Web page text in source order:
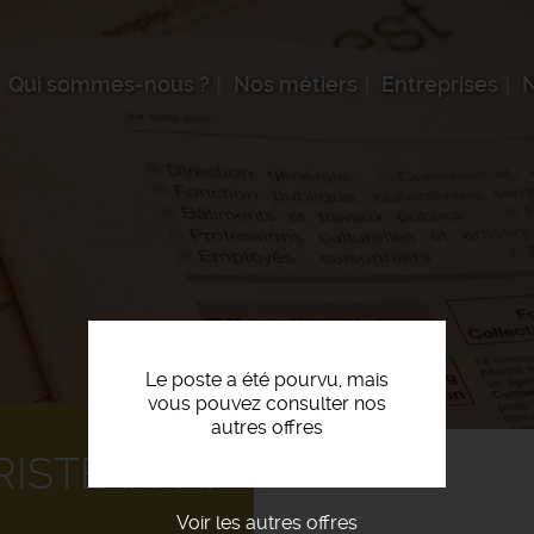
Qui sommes-nous ? Nos métiers Entreprises
Le poste a été pourvu, mais
vous pouvez consulter nos
autres offres
Voir les autres offres
(F/H)